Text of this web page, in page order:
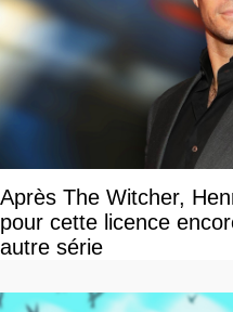
Après The Witcher,
pour cette licence
autre série